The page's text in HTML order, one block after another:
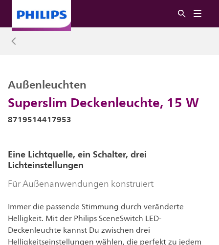
Superslim Deckenleuchte, 15 W
Außenleuchten
8719514417953
Eine Lichtquelle, ein Schalter, drei
Lichteinstellungen
Für Außenanwendungen konstruiert
Immer die passende Stimmung durch veränderte
Helligkeit. Mit der Philips SceneSwitch LED-
Deckenleuchte kannst Du zwischen drei
Helligkeitseinstellungen wählen, die perfekt zu jedem